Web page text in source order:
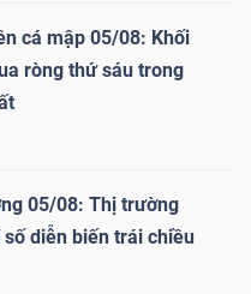
cá mập 05/08: Khối
ròng thứ sáu trong
05/08: Thị trường
diễn biến trái chiều